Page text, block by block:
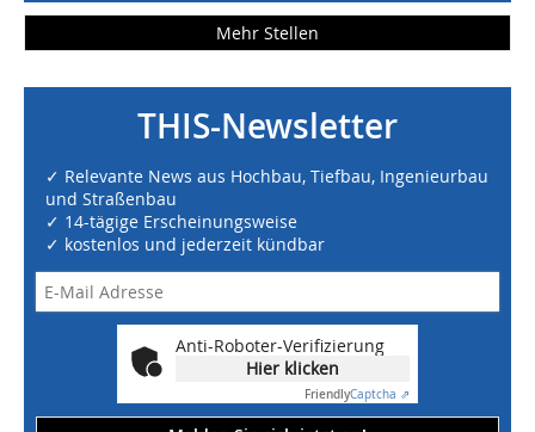
Mehr Stellen
THIS-Newsletter
✓ Relevante News aus Hochbau, Tiefbau, Ingenieurbau
und Straßenbau
✓ 14-tägige Erscheinungsweise
✓ kostenlos und jederzeit kündbar
Anti-Roboter-Verifizierung
Hier klicken
FriendlyCaptcha ⇗